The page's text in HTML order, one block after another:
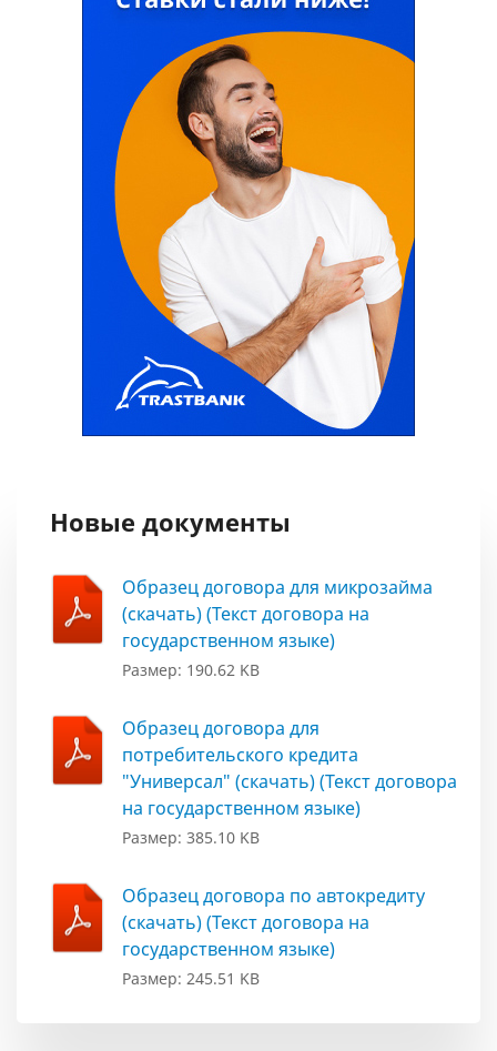
Новые документы
Образец договора для микрозайма
(скачать) (Текст договора на
государственном языке)
Размер: 190.62 KB
Образец договора для
потребительского кредита
"Универсал" (скачать) (Текст договора
на государственном языке)
Размер: 385.10 KB
Образец договора по автокредиту
(скачать) (Текст договора на
государственном языке)
Размер: 245.51 KB